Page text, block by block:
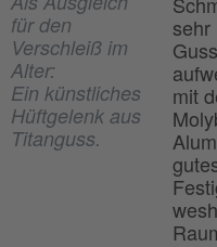
für den
Verschleiß im
Alter:
Ein künstliches
Hüftgelenk aus
Titanguss.
sehr
mit